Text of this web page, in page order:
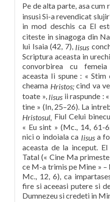
Pe de alta parte, asa cum
insusi Si-a revendicat
in mod deschis ca El
citeste in sinagoga din
lui Isaia (42, 7), Iisus
Scriptura aceasta in
convorbirea cu
aceasta Ii spune : «
cheama Hristos;cind va
toate », Iisus ii raspunde :
tine » (In, 25–26). La
Hristosul, Fiul Celui
« Eu sint » (Mc., 14, 61-
nici o indoiala ca Iisusa
aceasta de la inceput.
Tatal (« Cine Ma
ce M-a trimis pe Mine » –
Mc., 12, 6), ca
fire si aceeasi putere si
Dumnezeu si credeti in